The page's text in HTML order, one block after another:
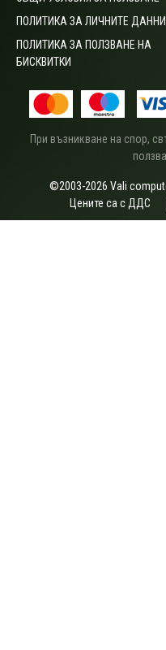
ПОЛИТИКА ЗА ЛИЧНИТЕ ДАННИ
ПОЛИТИКА ЗА ПОЛЗВАНЕ НА
БИСКВИТКИ
При възникване на спор,
©2003-2026 Vali
Цените са с ДДС